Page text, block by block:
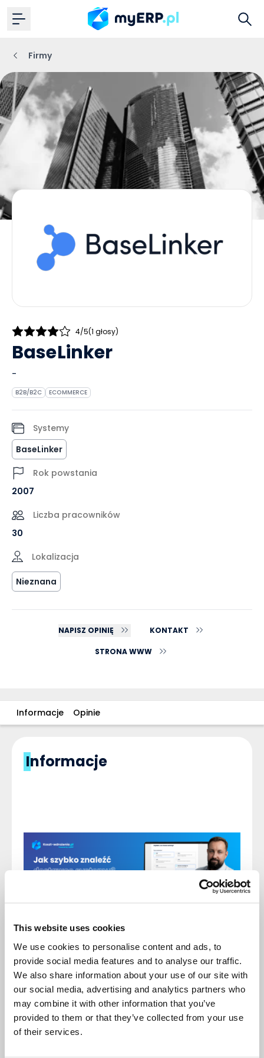
This website uses cookies
We use cookies to personalise content and ads, to
provide social media features and to analyse our traffic.
We also share information about your use of our site with
our social media, advertising and analytics partners who
may combine it with other information that you’ve
provided to them or that they’ve collected from your use
of their services.
Firmy
4/5(1 głosy)
BaseLinker
-
B2B/B2C ECOMMERCE
Systemy
BaseLinker
Rok powstania
2007
Liczba pracowników
30
Lokalizacja
Nieznana
NAPISZ OPINIĘ KONTAKT
STRONA WWW
Informacje Opinie
Informacje
Opinie (1) NAPISZ OPINIĘ
Sortuj
4/5
Sprawne narzędzie do startu, ułatwia integracje z
systemami wysyłki czy erpem i stanami